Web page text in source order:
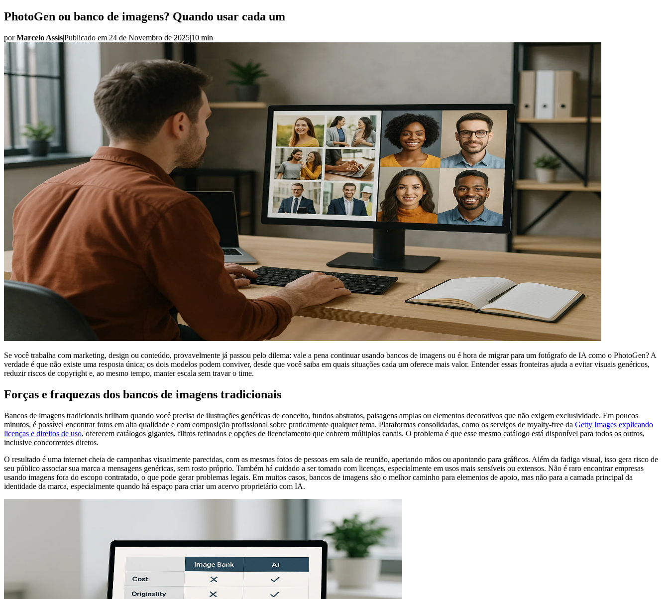
PhotoGen ou banco de imagens? Quando usar cada um
porMarcelo Assis|Publicado em 24 de Novembro de 2025|10 min
Se você trabalha com marketing, design ou conteúdo, provavelmente já passou pelo dilema: vale a pena continuar usando bancos de imagens ou é hora de migrar para um fotógrafo de IA como o PhotoGen? A
verdade é que não existe uma resposta única; os dois modelos podem conviver, desde que você saiba em quais situações cada um oferece mais valor. Entender essas fronteiras ajuda a evitar visuais genéricos,
reduzir riscos de copyright e, ao mesmo tempo, manter escala sem travar o time.
Forças e fraquezas dos bancos de imagens tradicionais
Bancos de imagens tradicionais brilham quando você precisa de ilustrações genéricas de conceito, fundos abstratos, paisagens amplas ou elementos decorativos que não exigem exclusividade. Em poucos
minutos, é possível encontrar fotos em alta qualidade e com composição profissional sobre praticamente qualquer tema. Plataformas consolidadas, como os serviços de royalty-free da Getty Images explicando
licenças e direitos de uso, oferecem catálogos gigantes, filtros refinados e opções de licenciamento que cobrem múltiplos canais. O problema é que esse mesmo catálogo está disponível para todos os outros,
inclusive concorrentes diretos.
O resultado é uma internet cheia de campanhas visualmente parecidas, com as mesmas fotos de pessoas em sala de reunião, apertando mãos ou apontando para gráficos. Além da fadiga visual, isso gera risco de
seu público associar sua marca a mensagens genéricas, sem rosto próprio. Também há cuidado a ser tomado com licenças, especialmente em usos mais sensíveis ou extensos. Não é raro encontrar empresas
usando imagens fora do escopo contratado, o que pode gerar problemas legais. Em muitos casos, bancos de imagens são o melhor caminho para elementos de apoio, mas não para a camada principal da
identidade da marca, especialmente quando há espaço para criar um acervo proprietário com IA.